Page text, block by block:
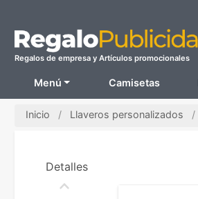
Regalos de empresa y Artículos promocionales
Menú Camisetas
Inicio Llaveros personalizados
Detalles